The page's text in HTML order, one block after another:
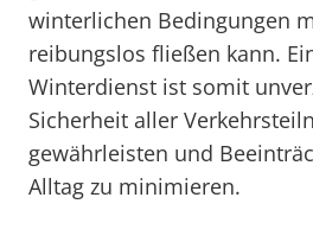
winterlichen Bedingungen
reibungslos fließen kann.
Winterdienst ist somit
Sicherheit aller
gewährleisten und
Alltag zu minimieren.